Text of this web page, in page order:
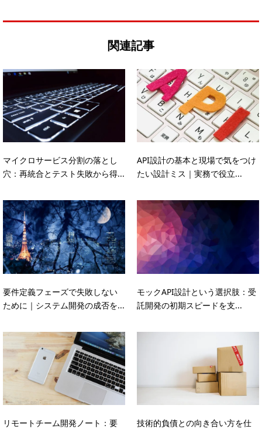
関連記事
マイクロサービス分割の落とし
穴：再統合とテスト失敗から得...
API設計の基本と現場で気をつけ
たい設計ミス｜実務で役立...
要件定義フェーズで失敗しない
ために｜システム開発の成否を...
モックAPI設計という選択肢：受
託開発の初期スピードを支...
リモートチーム開発ノート：要 技術的負債との向き合い方を仕